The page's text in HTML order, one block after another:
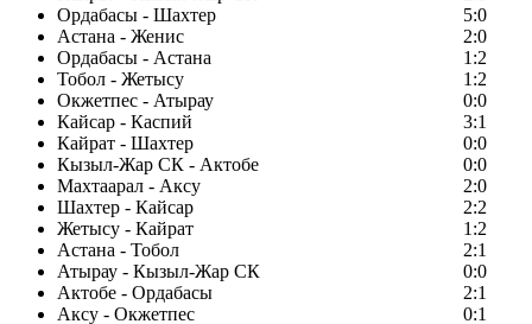
Ордабасы - Шахтер
5:0
Астана - Женис
2:0
Ордабасы - Астана
1:2
Тобол - Жетысу
1:2
Окжетпес - Атырау
0:0
Кайсар - Каспий
3:1
Кайрат - Шахтер
0:0
Кызыл-Жар СК - Актобе
0:0
Махтаарал - Аксу
2:0
Шахтер - Кайсар
2:2
Жетысу - Кайрат
1:2
Астана - Тобол
2:1
Атырау - Кызыл-Жар СК
0:0
Актобе - Ордабасы
2:1
Аксу - Окжетпес
0:1